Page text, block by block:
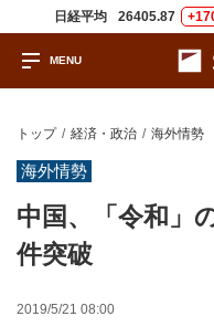
日経平均 26405.87
トップ 経済・政治 海外情勢
海外情勢
中国、「令和」
件突破
2019/5/21 08:00